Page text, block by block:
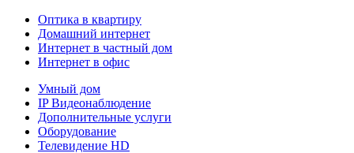
Оптика в квартиру
Домашний интернет
Интернет в частный дом
Интернет в офис
Умный дом
IP Видеонаблюдение
Дополнительные услуги
Оборудование
Телевидение HD